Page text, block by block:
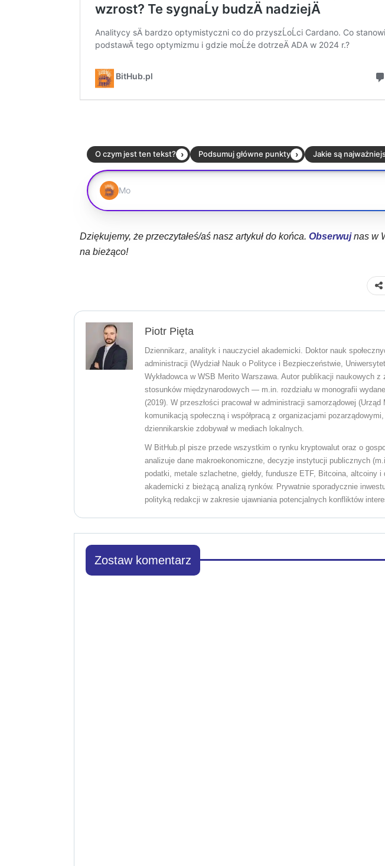
Dziękujemy, że przeczytałeś/aś nasz artykuł do końca. Obserwujnas w
na bieżąco!
Piotr Pięta
Dziennikarz, analityk i nauczyciel akademicki. Doktor nauk
administracji (Wydział Nauk o Polityce i Bezpieczeństwie,
Wykładowca w WSB Merito Warszawa. Autor publikacji naukowych
stosunków międzynarodowych — m.in. rozdziału w monografii
(2019). W przeszłości pracował w administracji samorządowej
komunikacją społeczną i współpracą z organizacjami
dziennikarskie zdobywał w mediach lokalnych.
W BitHub.pl pisze przede wszystkim o rynku kryptowalut oraz o
analizuje dane makroekonomiczne, decyzje instytucji publicznych
podatki, metale szlachetne, giełdy, fundusze ETF, Bitcoina, altcoiny
akademicki z bieżącą analizą rynków. Prywatnie sporadycznie
polityką redakcji w zakresie ujawniania potencjalnych konfliktów
Zostaw komentarz